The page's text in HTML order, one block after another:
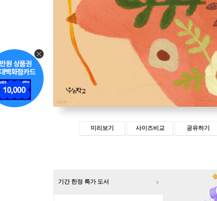
미리보기 사이즈비교 공유하기
기간 한정 특가 도서